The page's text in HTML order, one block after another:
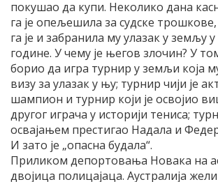
покушао да купи. Неколико дана
га је опељешила за судске
га је и забранила му улазак у земљу
године. У чему је његов злочин? У
борио да игра турнир у земљи која
визу за улазак у њу; турнир чији је
шампион и турнир који је освојио
другог играча у историји тениса;
освајањем престигао Надала и
И зато је „опасна будала“.
Приликом депортовања Новака на
двојица полицајаца. Аустралија